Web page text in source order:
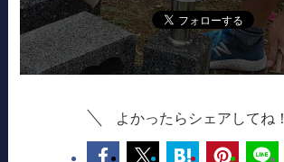
よかったらシェアしてね！